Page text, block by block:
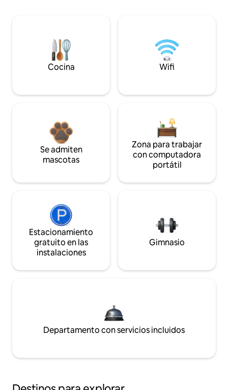
Cocina Wifi
Se admiten
mascotas
Zona para trabajar
con computadora
portátil
Estacionamiento
gratuito en las
instalaciones
Gimnasio
Departamento con servicios incluidos